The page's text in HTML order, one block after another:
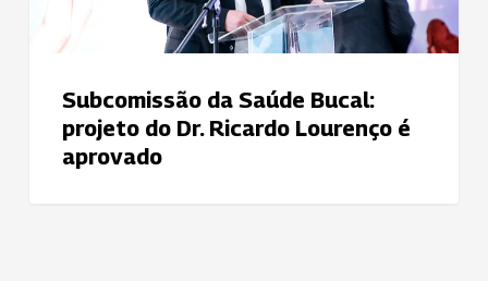
Lourenço
Subcomissão da Saúde Bucal:
projeto do Dr. Ricardo Lourenço é
aprovado